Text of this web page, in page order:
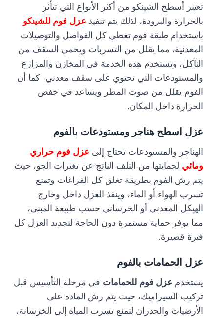
تعتبر أسطح الشينكو من أكثر الأنواع التي تتأثر
بالحرارة والبرودة، لذلك يتم تنفيذ عزل فوم للشينكو
باستخدام طبقة فوم تغطي كل الفواصل والتوصيلات
المعدنية، مما يقلل من التسربات ويحمي السقف من
التآكل، وتستخدم هذه الخدمة في المخازن والمزارع
والمستودعات التي تحتوي على سقف معدني، كما أن
الفوم يقلل من صوت المطر ويساعد في خفض
الحرارة داخل المكان.
عزل اسطح هناجر ومستودعات بالفوم
الهناجر والمستودعات تحتاج إلى عزل فوم حراري
ومائي لحمايتها من التلف الناتج عن تغيرات الجو، حيث
يتم رش الفوم بطريقة تغلق كل الفراغات وتمنع
تسرب الهواء أو الماء، وينفذ العزل داخل وخارج
الهيكل المعدني أو الخرساني حسب طبيعة المبنى،
مما يوفر حماية مستمرة دون الحاجة لتجديد العزل كل
فترة قصيرة.
عزل الحمامات بالفوم
يستخدم عزل فوم للحمامات في مرحلة التأسيس قبل
تركيب السيراميك، حيث يتم رش المادة على
الأرضيات والجدران لتمنع تسرب المياه إلى الخرسانة،